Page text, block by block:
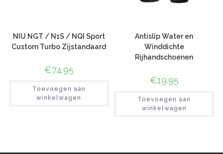
NIU NGT / N1S / NQI Sport
Custom Turbo Zijstandaard
€74.95
Toevoegen aan
winkelwagen
Antislip Water en
Winddichte
Rijhandschoenen
€19.95
Toevoegen aan
winkelwagen